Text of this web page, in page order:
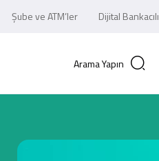
Şube ve ATM’ler Dijital
Arama Yapın